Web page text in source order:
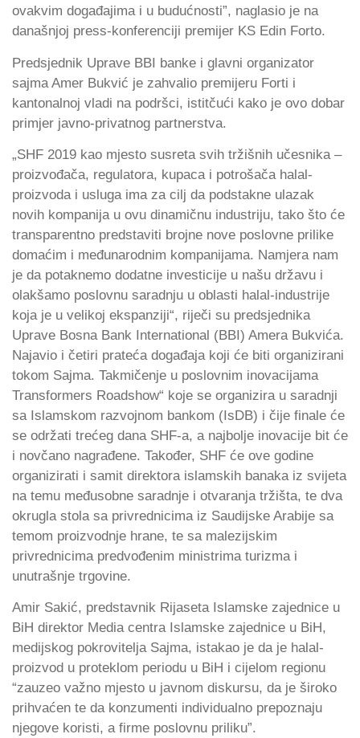
ovakvim događajima i u budućnosti”, naglasio je na
današnjoj press-konferenciji premijer KS Edin Forto.
Predsjednik Uprave BBI banke i glavni organizator
sajma Amer Bukvić je zahvalio premijeru Forti i
kantonalnoj vladi na podršci, istitčući kako je ovo dobar
primjer javno-privatnog partnerstva.
„SHF 2019 kao mjesto susreta svih tržišnih učesnika –
proizvođača, regulatora, kupaca i potrošača halal-
proizvoda i usluga ima za cilj da podstakne ulazak
novih kompanija u ovu dinamičnu industriju, tako što će
transparentno predstaviti brojne nove poslovne prilike
domaćim i međunarodnim kompanijama. Namjera nam
je da potaknemo dodatne investicije u našu državu i
olakšamo poslovnu saradnju u oblasti halal-industrije
koja je u velikoj ekspanziji“, riječi su predsjednika
Uprave Bosna Bank International (BBI) Amera Bukvića.
Najavio i četiri prateća događaja koji će biti organizirani
tokom Sajma. Takmičenje u poslovnim inovacijama
Transformers Roadshow“ koje se organizira u saradnji
sa Islamskom razvojnom bankom (IsDB) i čije finale će
se održati trećeg dana SHF-a, a najbolje inovacije bit će
i novčano nagrađene. Također, SHF će ove godine
organizirati i samit direktora islamskih banaka iz svijeta
na temu međusobne saradnje i otvaranja tržišta, te dva
okrugla stola sa privrednicima iz Saudijske Arabije sa
temom proizvodnje hrane, te sa malezijskim
privrednicima predvođenim ministrima turizma i
unutrašnje trgovine.
Amir Sakić, predstavnik Rijaseta Islamske zajednice u
BiH direktor Media centra Islamske zajednice u BiH,
medijskog pokrovitelja Sajma, istakao je da je halal-
proizvod u proteklom periodu u BiH i cijelom regionu
“zauzeo važno mjesto u javnom diskursu, da je široko
prihvaćen te da konzumenti individualno prepoznaju
njegove koristi, a firme poslovnu priliku”.